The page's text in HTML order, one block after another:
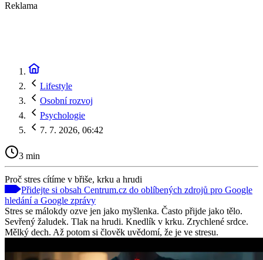
Reklama
Lifestyle
Osobní rozvoj
Psychologie
7. 7. 2026, 06:42
3 min
Proč stres cítíme v břiše, krku a hrudi
Přidejte si obsah Centrum.cz do oblíbených zdrojů pro Google
hledání a Google zprávy
Stres se málokdy ozve jen jako myšlenka. Často přijde jako tělo.
Sevřený žaludek. Tlak na hrudi. Knedlík v krku. Zrychlené srdce.
Mělký dech. Až potom si člověk uvědomí, že je ve stresu.